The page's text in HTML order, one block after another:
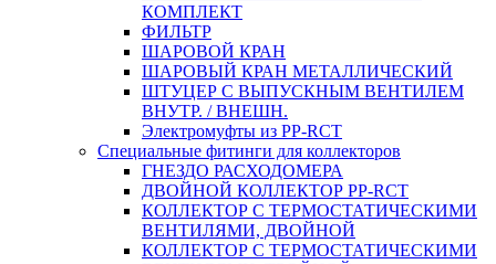
КОМПЛЕКТ
ФИЛЬТР
ШАРОВОЙ КРАН
ШАРОВЫЙ КРАН МЕТАЛЛИЧЕСКИЙ
ШТУЦЕР С ВЫПУСКНЫМ ВЕНТИЛЕМ
ВНУТР. / ВНЕШН.
Электромуфты из PP-RCT
Специальные фитинги для коллекторов
ГНЕЗДО РАСХОДОМЕРА
ДВОЙНОЙ КОЛЛЕКТОР PP-RCT
КОЛЛЕКТОР С ТЕРМОСТАТИЧЕСКИМИ
ВЕНТИЛЯМИ, ДВОЙНОЙ
КОЛЛЕКТОР С ТЕРМОСТАТИЧЕСКИМИ